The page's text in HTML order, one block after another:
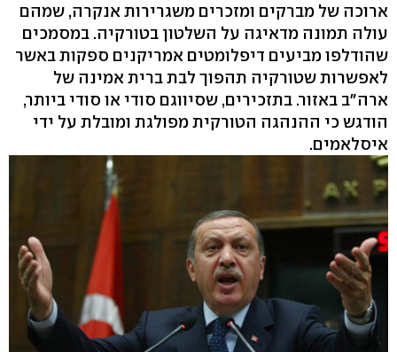
ארוכה של מברקים ומזכרים משגרירות אנקרה, שמהם
עולה תמונה מדאיגה על השלטון בטורקיה. במסמכים
שהודלפו מביעים דיפלומטים אמריקנים ספקות באשר
לאפשרות שטורקיה תהפוך לבת ברית אמינה של
ארה"ב באזור. בתזכירים, שסיווגם סודי או סודי ביותר,
הודגש כי ההנהגה הטורקית מפולגת ומובלת על ידי
איסלאמים.